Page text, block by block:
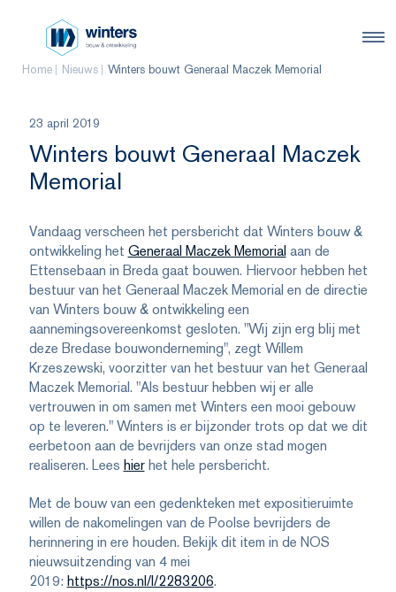
Home Nieuws Winters bouwt Generaal Maczek Memorial
23 april 2019
Winters bouwt Generaal Maczek
Memorial
Vandaag verscheen het persbericht dat Winters bouw &
ontwikkeling het Generaal Maczek Memorialaan de
Ettensebaan in Breda gaat bouwen. Hiervoor hebben het
bestuur van het Generaal Maczek Memorial en de directie
van Winters bouw & ontwikkeling een
aannemingsovereenkomst gesloten. "Wij zijn erg blij met
deze Bredase bouwonderneming", zegt Willem
Krzeszewski, voorzitter van het bestuur van het Generaal
Maczek Memorial. "Als bestuur hebben wij er alle
vertrouwen in om samen met Winters een mooi gebouw
op te leveren." Winters is er bijzonder trots op dat we dit
eerbetoon aan de bevrijders van onze stad mogen
realiseren. Lees hierhet hele persbericht.
Met de bouw van een gedenkteken met expositieruimte
willen de nakomelingen van de Poolse bevrijders de
herinnering in ere houden. Bekijk dit item in de NOS
nieuwsuitzending van 4 mei
2019: https://nos.nl/l/2283206.